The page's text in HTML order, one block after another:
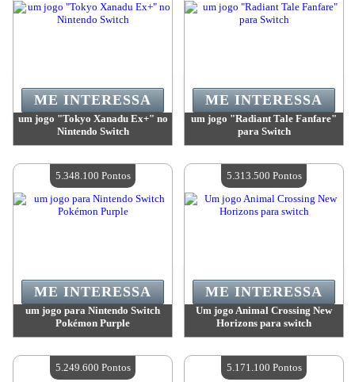
um jogo "Tokyo Xanadu Ex+" no
Nintendo Switch
Quantidade disponível:4
ME INTERESSA
um jogo "Radiant Tale Fanfare"
para Switch
Quantidade disponível:4
ME INTERESSA
um jogo para Nintendo Switch
Pokémon Purple
Quantidade disponível:4
ME INTERESSA
5.348.100 Pontos
Um jogo Animal Crossing New
Horizons para switch
Quantidade disponível:4
ME INTERESSA
5.313.500 Pontos
5.249.600 Pontos 5.171.100 Pontos